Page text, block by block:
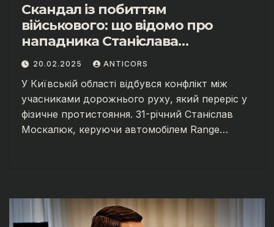
Скандал із побиттям
військового: що відомо про
нападника Станіслава
Москалюка та наслідки
інциденту
20.02.2025 ANTICORS
У Київській області відбувся конфлікт між
учасниками дорожнього руху, який переріс у
фізичне протистояння. 31-річний Станіслав
Москалюк, керуючи автомобілем Range…